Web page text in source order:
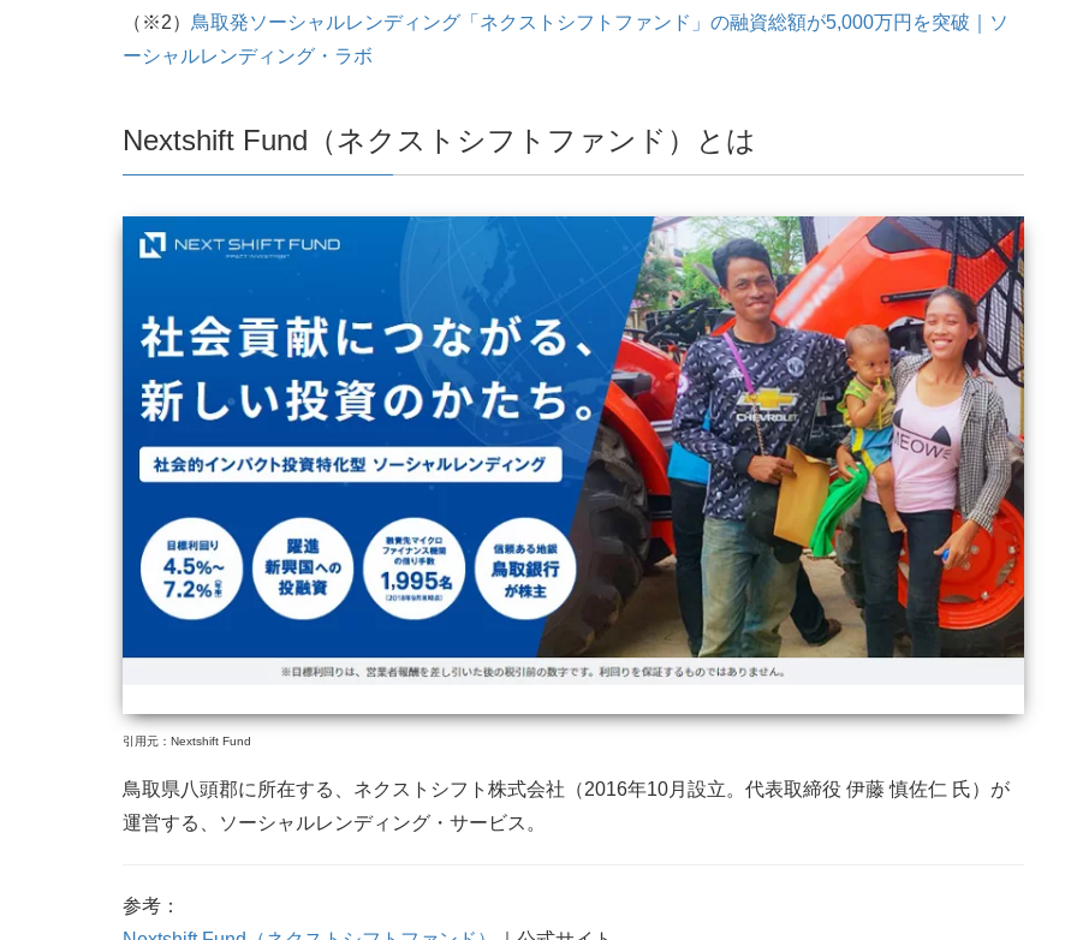
（※2） 鳥取発ソーシャルレンディング「ネクストシフトファンド」の融資総額が5,000万円を突破｜ソ
ーシャルレンディング・ラボ
Nextshift Fund（ネクストシフトファンド）とは
引用元：Nextshift Fund
鳥取県八頭郡に所在する、ネクストシフト株式会社（2016年10月設立。代表取締役 伊藤 慎佐仁 氏）が
運営する、ソーシャルレンディング・サービス。
参考：